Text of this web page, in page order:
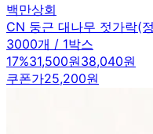
백만상회
CN 둥근 대나무 젓가락(
3000개 / 1박스
17%31,500원38,040원
쿠폰가25,200원